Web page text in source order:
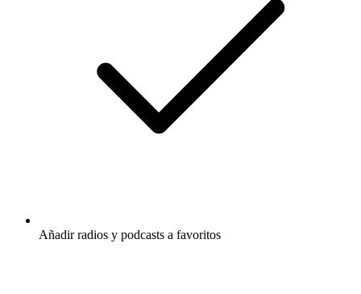
Añadir radios y podcasts a favoritos